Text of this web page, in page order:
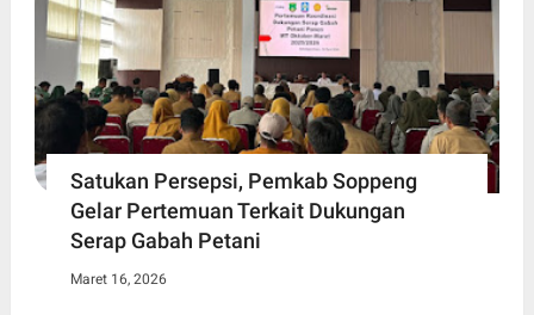
Satukan Persepsi, Pemkab Soppeng
Gelar Pertemuan Terkait Dukungan
Serap Gabah Petani
Maret 16, 2026